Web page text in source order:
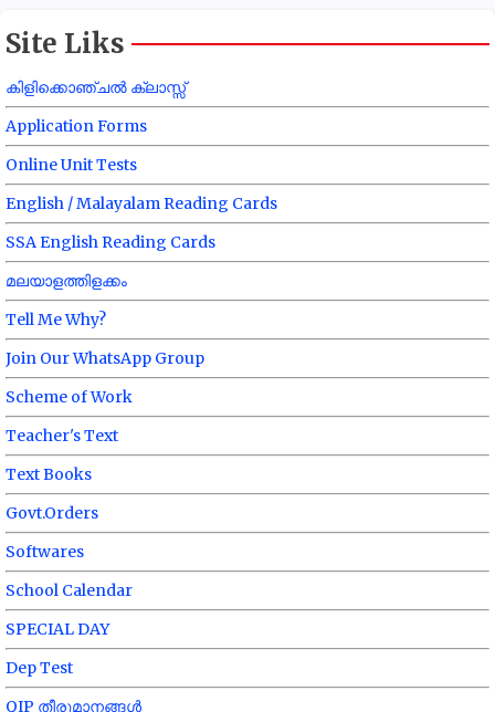
Site Liks
കിളിക്കൊഞ്ചൽ ക്ലാസ്സ്
Application Forms
Online Unit Tests
English / Malayalam Reading Cards
SSA English Reading Cards
മലയാളത്തിളക്കം
Tell Me Why?
Join Our WhatsApp Group
Scheme of Work
Teacher's Text
Text Books
Govt.Orders
Softwares
School Calendar
SPECIAL DAY
Dep Test
QIP തീരുമാനങ്ങൾ